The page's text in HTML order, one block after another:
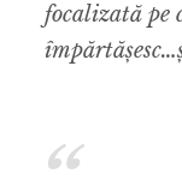
focalizată pe